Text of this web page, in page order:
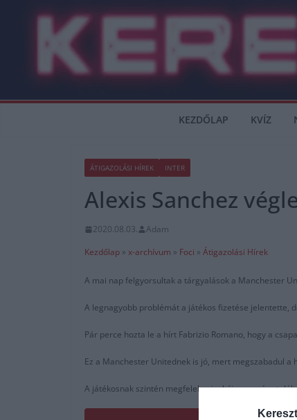
KEZDŐLAP KVÍZ
ÁTIGAZOLÁSI HÍREK INTER
Alexis Sanchez
2020.08.03.
Adam
Kezdőlap » x-archívum » Foci » Átigazolási Hírek
A mai nap felgyorsultak a tárgyalások a Manchester
A legnagyobb problémát a játékos fizetése jelentette,
Pár perce hozta le a hírt Fabrizio Romano, hogy a
Ez a Manchester Unitednek is jó, mert megszabadul
A játékosnak szintén megfelel, mivel újra magára